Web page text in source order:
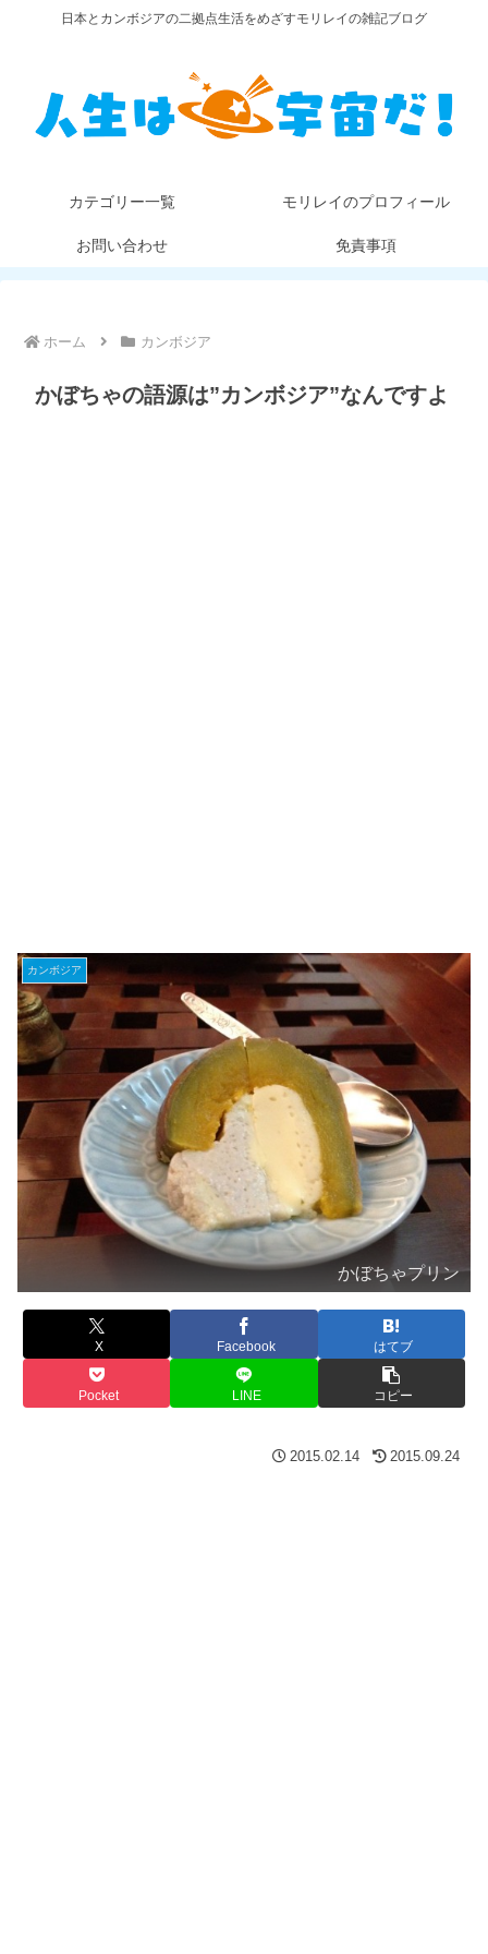
日本とカンボジアの二拠点生活をめざすモリレイの雑記ブログ
カテゴリー一覧 モリレイのプロフィール
お問い合わせ 免責事項
ホーム カンボジア
かぼちゃの語源は”カンボジア”なんですよ
カンボジア
かぼちゃプリン
X Facebook はてブ
Pocket LINE コピー
2015.02.14 2015.09.24